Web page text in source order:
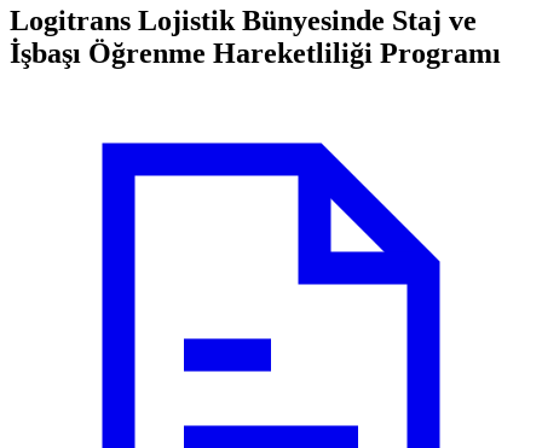
Logitrans Lojistik Bünyesinde Staj ve
İşbaşı Öğrenme Hareketliliği Programı